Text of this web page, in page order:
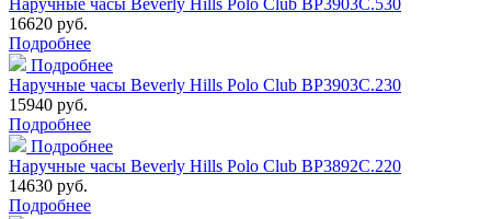
Наручные часы Beverly Hills Polo Club BP3903C.530
16620 руб.
Подробнее
Подробнее
Наручные часы Beverly Hills Polo Club BP3903C.230
15940 руб.
Подробнее
Подробнее
Наручные часы Beverly Hills Polo Club BP3892C.220
14630 руб.
Подробнее